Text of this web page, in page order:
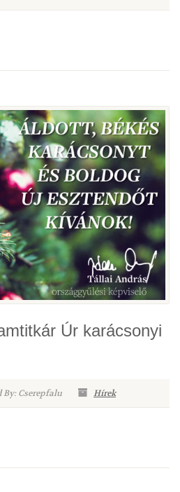
Úr karácsonyi
By: Cserepfalu Hírek